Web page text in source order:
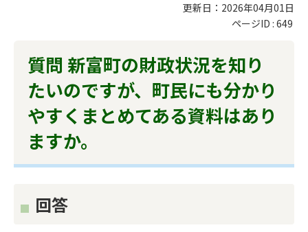
更新日：2026年04月01日
ページID : 649
質問 新富町の財政状況を知り
たいのですが、町民にも分かり
やすくまとめてある資料はあり
ますか。
回答